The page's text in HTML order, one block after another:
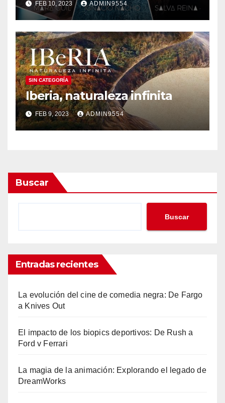
FEB 10, 2023 ADMIN9554
SIN CATEGORÍA
Iberia, naturaleza infinita
FEB 9, 2023 ADMIN9554
Buscar
Buscar
Entradas recientes
La evolución del cine de comedia negra: De Fargo
a Knives Out
El impacto de los biopics deportivos: De Rush a
Ford v Ferrari
La magia de la animación: Explorando el legado de
DreamWorks